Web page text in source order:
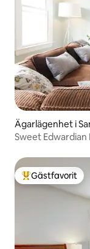
Ägarlägenhet i
Sweet
Populär
Gästfavorit